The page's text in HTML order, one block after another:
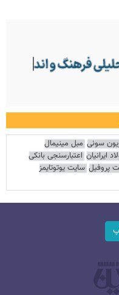
سونی مبل مینیمال
ایرانیان اعتبارسنجی بانکی
پروفیل سایت یوتوتایمز